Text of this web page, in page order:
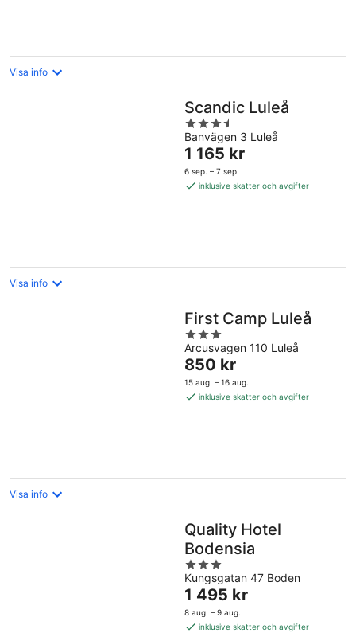
Visa info
Scandic Luleå
3.5
out
of
5
Banvägen 3 Luleå
Priset
är
1 165 kr
1 165 kr
6 sep. – 7 sep.
inklusive skatter och avgifter
Visa info
First Camp Luleå
3
out
of
5
Arcusvagen 110 Luleå
Priset
är
850 kr
850 kr
15 aug. – 16 aug.
inklusive skatter och avgifter
Visa info
Quality Hotel
Bodensia
3
out
of
5
Kungsgatan 47 Boden
Priset
är
1 495 kr
1 495 kr
8 aug. – 9 aug.
inklusive skatter och avgifter